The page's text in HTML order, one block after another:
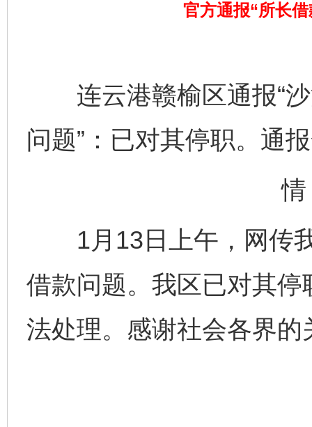
官方通报“所长
连云港赣榆区通报“沙
问题”：已对其停职。通
情
1月13日上午，网传我
借款问题。我区已对其
法处理。感谢社会各界的